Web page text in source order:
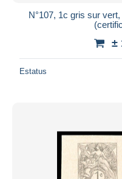
N°107, 1c gris sur
±
Estatus